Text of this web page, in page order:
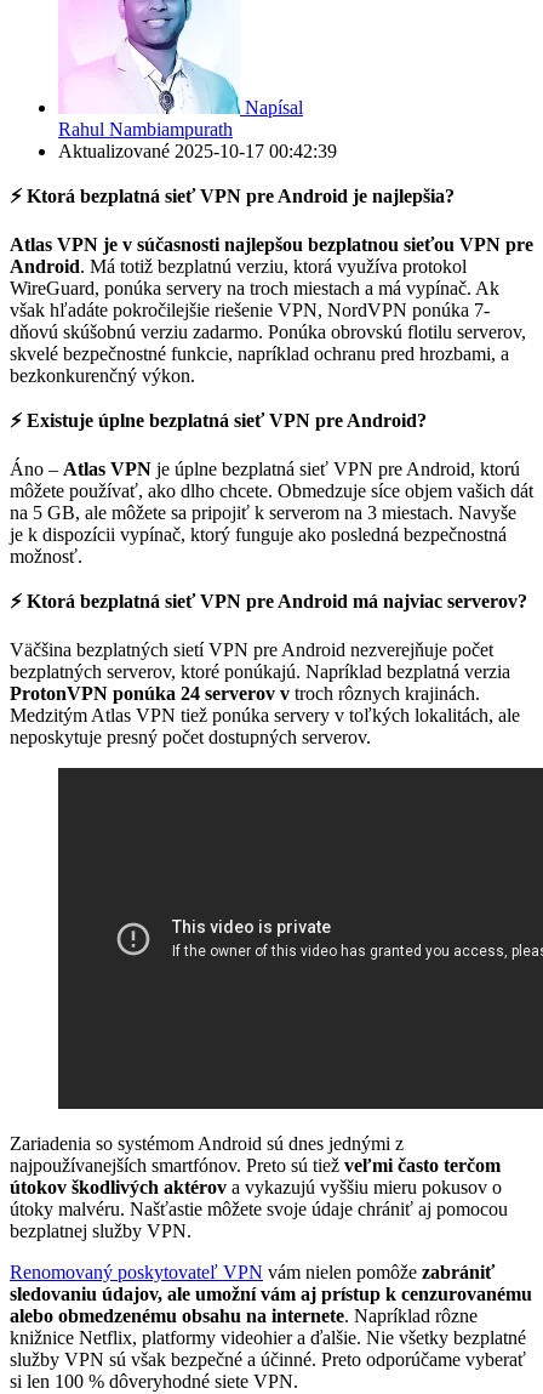
Napísal
Rahul Nambiampurath
Aktualizované 2025-10-17 00:42:39
⚡Ktorá bezplatná sieť VPN pre Android je najlepšia?
Atlas VPN je v súčasnosti najlepšou bezplatnou sieťou VPN pre
Android. Má totiž bezplatnú verziu, ktorá využíva protokol
WireGuard, ponúka servery na troch miestach a má vypínač. Ak
však hľadáte pokročilejšie riešenie VPN, NordVPN ponúka 7-
dňovú skúšobnú verziu zadarmo. Ponúka obrovskú flotilu serverov,
skvelé bezpečnostné funkcie, napríklad ochranu pred hrozbami, a
bezkonkurenčný výkon.
⚡Existuje úplne bezplatná sieť VPN pre Android?
Áno – Atlas VPN je úplne bezplatná sieť VPN pre Android, ktorú
môžete používať, ako dlho chcete. Obmedzuje síce objem vašich dát
na 5 GB, ale môžete sa pripojiť k serverom na 3 miestach. Navyše
je k dispozícii vypínač, ktorý funguje ako posledná bezpečnostná
možnosť.
⚡Ktorá bezplatná sieť VPN pre Android má najviac serverov?
Väčšina bezplatných sietí VPN pre Android nezverejňuje počet
bezplatných serverov, ktoré ponúkajú. Napríklad bezplatná verzia
ProtonVPN ponúka 24 serverov v troch rôznych krajinách.
Medzitým Atlas VPN tiež ponúka servery v toľkých lokalitách, ale
neposkytuje presný počet dostupných serverov.
Zariadenia so systémom Android sú dnes jednými z
najpoužívanejších smartfónov. Preto sú tiež veľmi často terčom
útokov škodlivých aktérov a vykazujú vyššiu mieru pokusov o
útoky malvéru. Našťastie môžete svoje údaje chrániť aj pomocou
bezplatnej služby VPN.
Renomovaný poskytovateľ VPN vám nielen pomôže zabrániť
sledovaniu údajov, ale umožní vám aj prístup k cenzurovanému
alebo obmedzenému obsahu na internete. Napríklad rôzne
knižnice Netflix, platformy videohier a ďalšie. Nie všetky bezplatné
služby VPN sú však bezpečné a účinné. Preto odporúčame vyberať
si len 100 % dôveryhodné siete VPN.